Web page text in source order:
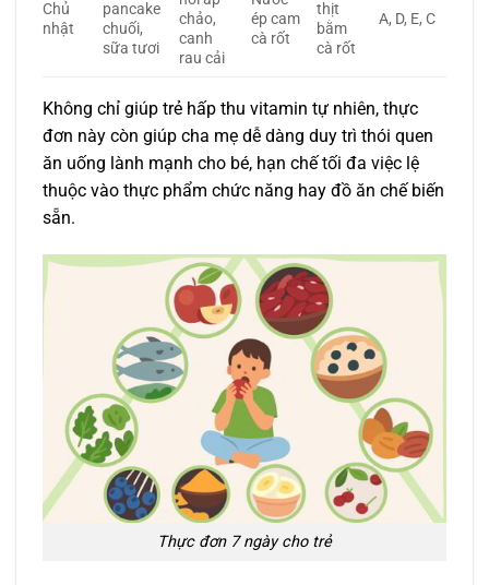
Chủ
nhật
pancake
chuối,
sữa tươi
chảo,
canh
rau cải
ép cam
cà rốt
thịt
bằm
cà rốt
A, D, E, C
Không chỉ giúp trẻ hấp thu vitamin tự nhiên, thực
đơn này còn giúp cha mẹ dễ dàng duy trì thói quen
ăn uống lành mạnh cho bé, hạn chế tối đa việc lệ
thuộc vào thực phẩm chức năng hay đồ ăn chế biến
sẵn.
Thực đơn 7 ngày cho trẻ